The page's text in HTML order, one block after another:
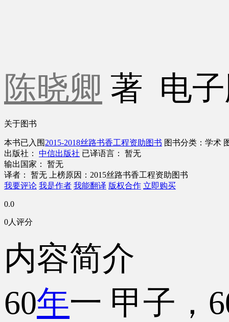
陈晓卿 著 电
关于图书
本书已入围 2015-2018丝路书香工程资助图书 图书分类：学术
出版社： 中信出版社 已译语言： 暂无
输出国家： 暂无
译者： 暂无
上榜原因：2015丝路书香工程资助图书
我要评论 我是作者 我能翻译 版权合作 立即购买
0.0
0人评分
内容简介
60年一 甲子，